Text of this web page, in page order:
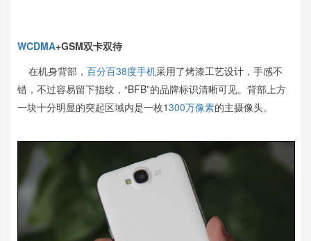
WCDMA+GSM双卡双待
在机身背部， 百分百38度手机采用了烤漆工艺设计，手感不
错，不过容易留下指纹，“BFB”的品牌标识清晰可见。背部上方
一块十分明显的突起区域内是一枚1300万像素的主摄像头。